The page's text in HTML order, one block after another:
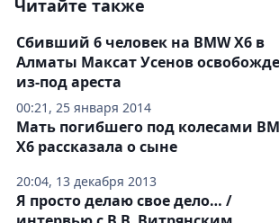
Читайте также
00:21, 25 января 2014
Сбивший 6 человек на BMW X6 в
Алматы Максат Усенов
из-под ареста
20:04, 13 декабря 2013
Мать погибшего под колесами
X6 рассказала о сыне
Я просто делаю свое дело… /